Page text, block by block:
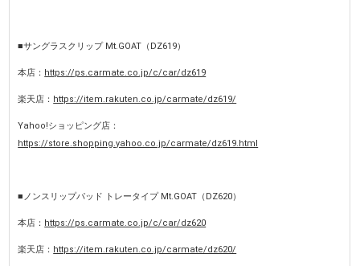
■サングラスクリップ Mt.GOAT（DZ619）
本店： https://ps.carmate.co.jp/c/car/dz619
楽天店： https://item.rakuten.co.jp/carmate/dz619/
Yahoo!ショッピング店：
https://store.shopping.yahoo.co.jp/carmate/dz619.html
■ノンスリップパッド トレータイプ Mt.GOAT（DZ620）
本店： https://ps.carmate.co.jp/c/car/dz620
楽天店： https://item.rakuten.co.jp/carmate/dz620/